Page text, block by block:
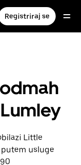
Registriraj se
Little
usluge